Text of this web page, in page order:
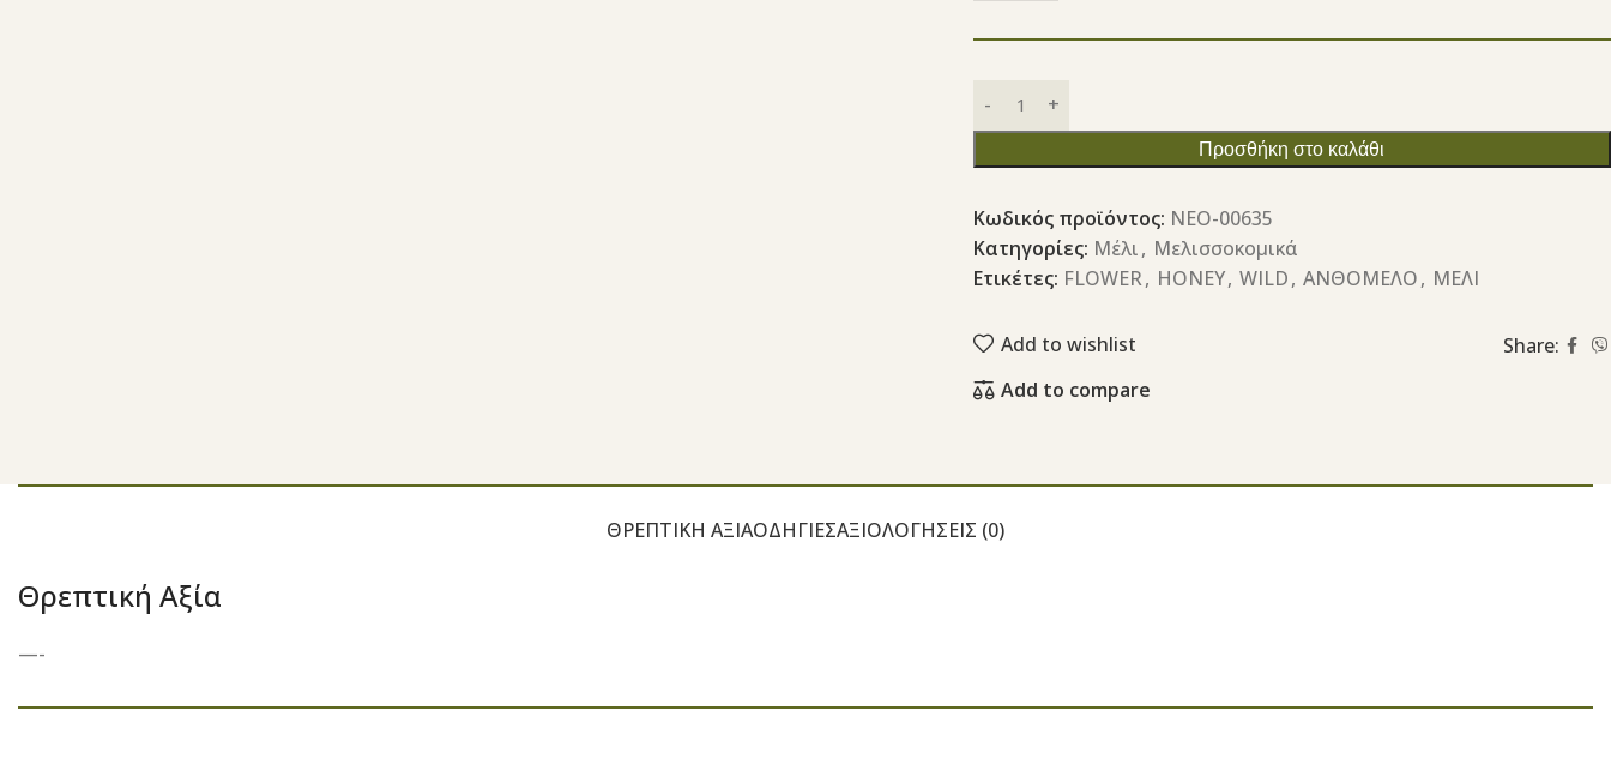
Προσθήκη στο καλάθι
Κωδικός προϊόντος: ΝΕΟ-00635
Κατηγορίες: Μέλι, Μελισσοκομικά
Ετικέτες: FLOWER, HONEY, WILD, ΑΝΘΟΜΕΛΟ, ΜΕΛΙ
Add to wishlist
Share:
Add to compare
ΘΡΕΠΤΙΚΉ ΑΞΊΑΟΔΗΓΊΕΣΑΞΙΟΛΟΓΉΣΕΙΣ (0)
Θρεπτική Αξία
—-